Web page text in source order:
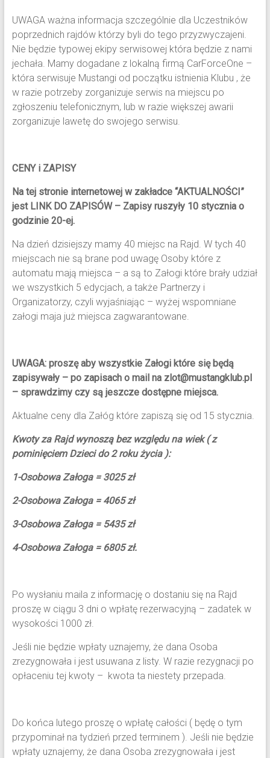
UWAGA ważna informacja szczególnie dla Uczestników
poprzednich rajdów którzy byli do tego przyzwyczajeni.
Nie będzie typowej ekipy serwisowej która będzie z nami
jechała. Mamy dogadane z lokalną firmą CarForceOne –
która serwisuje Mustangi od początku istnienia Klubu , że
w razie potrzeby zorganizuje serwis na miejscu po
zgłoszeniu telefonicznym, lub w razie większej awarii
zorganizuje lawetę do swojego serwisu.
CENY i ZAPISY
Na tej stronie internetowej w zakładce “AKTUALNOŚCI”
jest LINK DO ZAPISÓW – Zapisy ruszyły 10 stycznia o
godzinie 20-ej.
Na dzień dzisiejszy mamy 40 miejsc na Rajd. W tych 40
miejscach nie są brane pod uwagę Osoby które z
automatu mają miejsca – a są to Załogi które brały udział
we wszystkich 5 edycjach, a także Partnerzy i
Organizatorzy, czyli wyjaśniając – wyżej wspomniane
załogi maja już miejsca zagwarantowane.
UWAGA: proszę aby wszystkie Załogi które się będą
zapisywały – po zapisach o mail na zlot@mustangklub.pl
– sprawdzimy czy są jeszcze dostępne miejsca.
Aktualne ceny dla Załóg które zapiszą się od 15 stycznia.
Kwoty za Rajd wynoszą bez względu na wiek ( z
pominięciem Dzieci do 2 roku życia ):
1-Osobowa Załoga = 3025 zł
2-Osobowa Załoga = 4065 zł
3-Osobowa Załoga = 5435 zł
4-Osobowa Załoga = 6805 zł.
Po wysłaniu maila z informację o dostaniu się na Rajd
proszę w ciągu 3 dni o wpłatę rezerwacyjną – zadatek w
wysokości 1000 zł.
Jeśli nie będzie wpłaty uznajemy, że dana Osoba
zrezygnowała i jest usuwana z listy. W razie rezygnacji po
opłaceniu tej kwoty – kwota ta niestety przepada.
Do końca lutego proszę o wpłatę całości ( będę o tym
przypominał na tydzień przed terminem ). Jeśli nie będzie
wpłaty uznajemy, że dana Osoba zrezygnowała i jest